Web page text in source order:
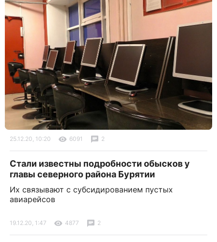
25.12.20, 10:20 6091 2
Стали известны подробности обысков у
главы северного района Бурятии
Их связывают с субсидированием пустых
авиарейсов
19.12.20, 1:47 4877 2